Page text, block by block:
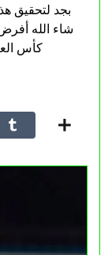
بجد لتحقيق
شاء الله
كأس